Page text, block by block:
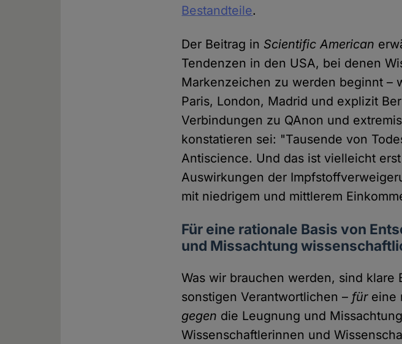
Bestandteile.
Der Beitrag in Scientific American
Tendenzen in den USA, bei denen
Markenzeichen zu werden beginnt –
Paris, London, Madrid und explizit
Verbindungen zu QAnon und
konstatieren sei: "Tausende von
Antiscience. Und das ist vielleicht
Auswirkungen der
mit niedrigem und mittlerem
Für eine rationale Basis von
und Missachtung
Was wir brauchen werden, sind
sonstigen Verantwortlichen – füreine
gegen die Leugnung und
Wissenschaftlerinnen und